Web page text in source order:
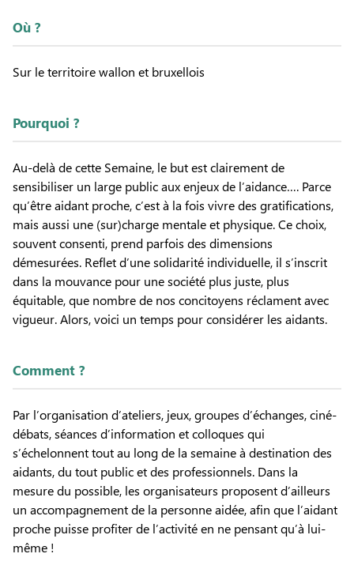
Où ?
Sur le territoire wallon et bruxellois
Pourquoi ?
Au-delà de cette Semaine, le but est clairement de
sensibiliser un large public aux enjeux de l’aidance…. Parce
qu’être aidant proche, c’est à la fois vivre des gratifications,
mais aussi une (sur)charge mentale et physique. Ce choix,
souvent consenti, prend parfois des dimensions
démesurées. Reflet d’une solidarité individuelle, il s’inscrit
dans la mouvance pour une société plus juste, plus
équitable, que nombre de nos concitoyens réclament avec
vigueur. Alors, voici un temps pour considérer les aidants.
Comment ?
Par l’organisation d’ateliers, jeux, groupes d’échanges, ciné-
débats, séances d’information et colloques qui
s’échelonnent tout au long de la semaine à destination des
aidants, du tout public et des professionnels. Dans la
mesure du possible, les organisateurs proposent d’ailleurs
un accompagnement de la personne aidée, afin que l’aidant
proche puisse profiter de l’activité en ne pensant qu’à lui-
même !